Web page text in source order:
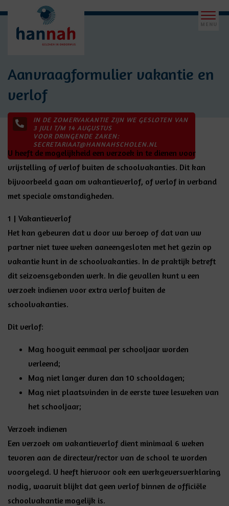
Aanvraagformulier vakantie en
verlof
IN DE ZOMERVAKANTIE ZIJN WE GESLOTEN VAN
3 JULI T/M 14 AUGUSTUS
VOOR DRINGENDE ZAKEN:
SECRETARIAAT@HANNAHSCHOLEN.NL
U heeft de mogelijkheid een verzoek in te dienen voor
vrijstelling of verlof buiten de schoolvakanties. Dit kan
bijvoorbeeld gaan om vakantieverlof, of verlof in verband
met speciale omstandigheden.
1 | Vakantieverlof
Het kan gebeuren dat u door uw beroep of dat van uw
partner niet twee weken aaneengesloten met het gezin op
vakantie kunt in de schoolvakanties. In de praktijk betreft
dit seizoensgebonden werk. In die gevallen kunt u een
verzoek indienen voor extra verlof buiten de
schoolvakanties.
Dit verlof:
Mag hooguit eenmaal per schooljaar worden
verleend;
Mag niet langer duren dan 10 schooldagen;
Mag niet plaatsvinden in de eerste twee lesweken van
het schooljaar;
Verzoek indienen
Een verzoek om vakantieverlof dient minimaal 6 weken
tevoren aan de directeur/rector van de school te worden
voorgelegd. U heeft hiervoor ook een werkgeversverklaring
nodig, waaruit blijkt dat geen verlof binnen de officiële
schoolvakantie mogelijk is.